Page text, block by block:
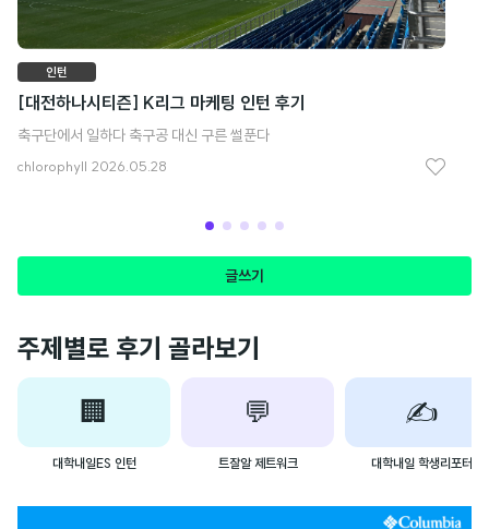
인턴
[대전하나시티즌] K리그 마케팅 인턴 후기
축구단에서 일하다 축구공 대신 구른 썰푼다
chlorophyll 2026.05.28
좋
글쓰기
주제별로 후기 골라보기
🏢
대학내일ES 인턴
💬
트잘알 제트워크
✍️
대학내일 학생리포터